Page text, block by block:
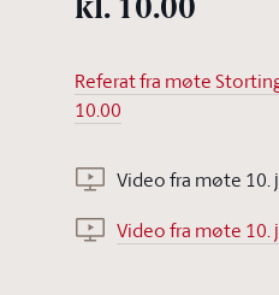
kl. 10.00
Referat fra møte
10.00
Video fra møte 10.
Video fra møte 10.